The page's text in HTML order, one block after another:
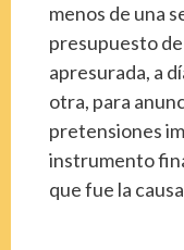
menos de una
presupuesto
apresurada, a
otra, para
pretensiones
instrumento
que fue la